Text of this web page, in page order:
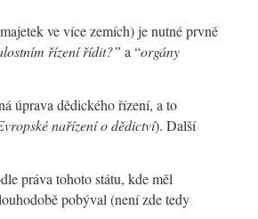
ve více zemích) je nutné prvně
řízení řídit?” a “orgány
úprava dědického řízení, a to
nařízení o dědictví). Další
práva tohoto státu, kde měl
pobýval (není zde tedy